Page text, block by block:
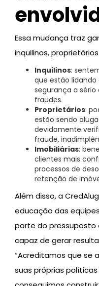
Essa mudança traz
inquilinos,
Inquilinos:
que estão
segurança a
fraudes.
Proprietários:
estão sendo
devidamente
fraude,
Imobiliárias:
clientes mais
processos de
retenção de
Além disso, a
educação das
parte do pressuposto
capaz de gerar
“Acreditamos que se
suas próprias